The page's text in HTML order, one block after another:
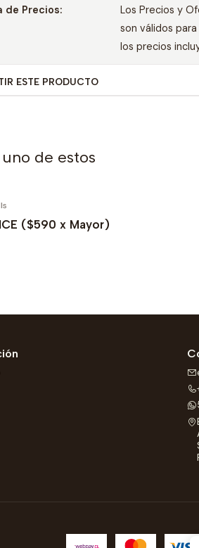
de Precios:
Los Precios y
son válidos
los precios
ESTE PRODUCTO
de estos
($590 x Mayor)